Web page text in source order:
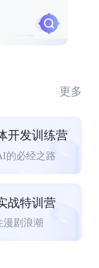
更多
开发训练营
的必经之路
战特训营
漫剧浪潮